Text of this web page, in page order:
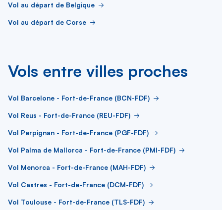
Vol au départ de Belgique
Vol au départ de Corse
Vols entre villes proches
Vol Barcelone - Fort-de-France (BCN-FDF)
Vol Reus - Fort-de-France (REU-FDF)
Vol Perpignan - Fort-de-France (PGF-FDF)
Vol Palma de Mallorca - Fort-de-France (PMI-FDF)
Vol Menorca - Fort-de-France (MAH-FDF)
Vol Castres - Fort-de-France (DCM-FDF)
Vol Toulouse - Fort-de-France (TLS-FDF)